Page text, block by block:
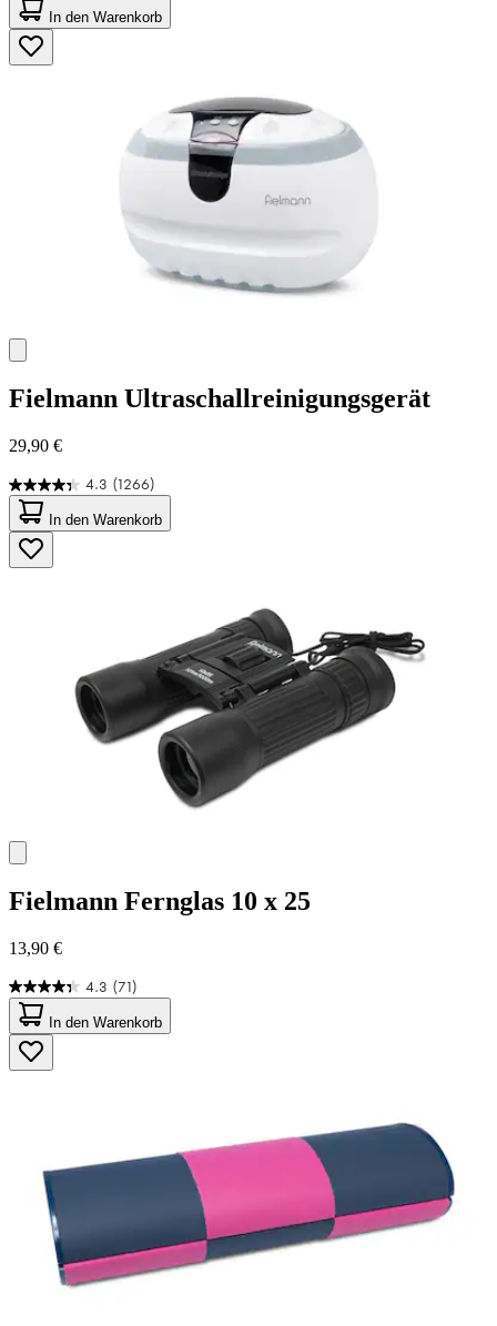
von
5
Sternen.
125
In den Warenkorb
Fielmann Ultraschallreinigungsgerät
29,90 €
4.3 (1266)
4.3
von
5
Sternen.
1266
In den Warenkorb
Fielmann Fernglas 10 x 25
13,90 €
4.3 (71)
4.3
von
5
Sternen.
71
In den Warenkorb